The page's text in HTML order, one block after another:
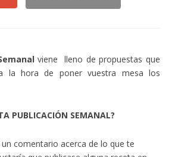
viene lleno de propuestas que
la hora de poner vuestra mesa los
PUBLICACIÓN SEMANAL?
comentario acerca de lo que te